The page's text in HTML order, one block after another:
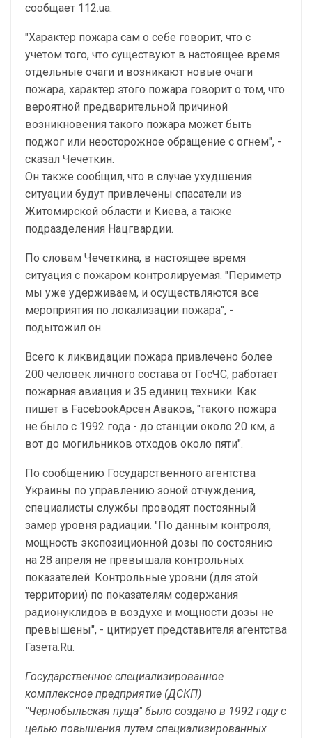
сообщает 112.ua.
"Характер пожара сам о себе говорит, что с
учетом того, что существуют в настоящее время
отдельные очаги и возникают новые очаги
пожара, характер этого пожара говорит о том, что
вероятной предварительной причиной
возникновения такого пожара может быть
поджог или неосторожное обращение с огнем", -
сказал Чечеткин.
Он также сообщил, что в случае ухудшения
ситуации будут привлечены спасатели из
Житомирской области и Киева, а также
подразделения Нацгвардии.
По словам Чечеткина, в настоящее время
ситуация с пожаром контролируемая. "Периметр
мы уже удерживаем, и осуществляются все
мероприятия по локализации пожара", -
подытожил он.
Всего к ликвидации пожара привлечено более
200 человек личного состава от ГосЧС, работает
пожарная авиация и 35 единиц техники. Как
пишет в FacebookАрсен Аваков, "такого пожара
не было с 1992 года - до станции около 20 км, а
вот до могильников отходов около пяти".
По сообщению Государственного агентства
Украины по управлению зоной отчуждения,
специалисты службы проводят постоянный
замер уровня радиации. "По данным контроля,
мощность экспозиционной дозы по состоянию
на 28 апреля не превышала контрольных
показателей. Контрольные уровни (для этой
территории) по показателям содержания
радионуклидов в воздухе и мощности дозы не
превышены", - цитирует представителя агентства
Газета.Ru.
Государственное специализированное
комплексное предприятие (ДСКП)
"Чернобыльская пуща" было создано в 1992 году с
целью повышения путем специализированных